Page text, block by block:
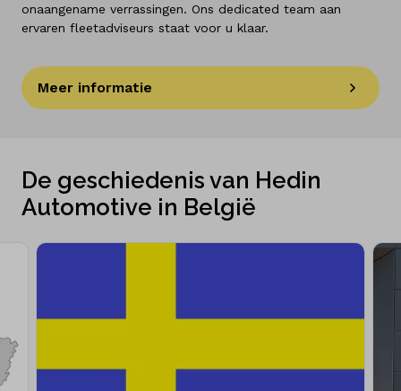
onaangename verrassingen. Ons dedicated team aan
ervaren fleetadviseurs staat voor u klaar.
Meer informatie
De geschiedenis van Hedin
Automotive in België